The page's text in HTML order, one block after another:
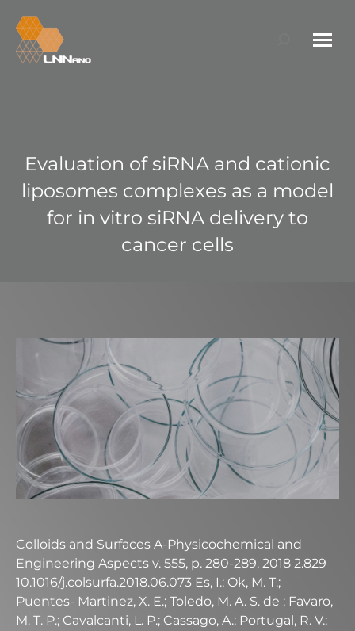
Search:
Evaluation of siRNA and cationic
liposomes complexes as a model
for in vitro siRNA delivery to
cancer cells
Colloids and Surfaces A-Physicochemical and
Engineering Aspects v. 555, p. 280-289, 2018 2.829
10.1016/j.colsurfa.2018.06.073 Es, I.; Ok, M. T.;
Puentes- Martinez, X. E.; Toledo, M. A. S. de ; Favaro,
M. T. P.; Cavalcanti, L. P.; Cassago, A.; Portugal, R. V.;